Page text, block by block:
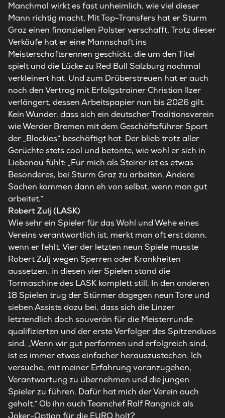
Manchmal wirkt es fast unheimlich, wie viel dieser
Mann richtig macht. Mit Top-Transfers hat er Sturm
Graz einen finanziellen Polster verschafft. Trotz dieser
Verkäufe hat er eine Mannschaft ins
Meisterschaftsrennen geschickt, die um den Titel
spielt und die Lücke zu Red Bull Salzburg nochmal
verkleinert hat. Und zum Drüberstreuen hat er auch
noch den Vertrag mit Erfolgstrainer Christian Ilzer
verlängert, dessen Arbeitspapier nun bis 2026 gilt.
Kein Wunder, dass sich ein deutscher Traditionsverein
wie Werder Bremen mit dem Geschäftsführer Sport
der „Blackies“ beschäftigt hat. Der blieb trotz aller
Gerüchte stets cool und betonte, wie wohl er sich in
Liebenau fühlt: „Für mich als Steirer ist es etwas
Besonderes, bei Sturm Graz zu arbeiten. Andere
Sachen kommen dann eh von selbst, wenn man gut
arbeitet.“
Robert Zulj (LASK)
Wie sehr ein Spieler für das Wohl und Wehe eines
Vereins verantwortlich ist, merkt man oft erst dann,
wenn er fehlt. Vier der letzten neun Spiele musste
Robert Zulj wegen Sperren oder Krankheiten
aussetzen, in diesen vier Spielen stand die
Tormaschine des LASK komplett still. In den anderen
18 Spielen trug der Stürmer dagegen neun Tore und
sieben Assists dazu bei, dass sich die Linzer
letztendlich doch souverän für die Meisterrunde
qualifizierten und der erste Verfolger des Spitzenduos
sind. „Wenn wir gut performen und erfolgreich sind,
ist es immer etwas einfacher herauszustechen. Ich
versuche, mit meiner Erfahrung voranzugehen,
Verantwortung zu übernehmen und die jungen
Spieler zu führen. Dafür hat mich der Verein auch
geholt.“ Ob ihn auch Teamchef Ralf Rangnick als